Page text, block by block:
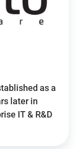
as a
later in
IT & R&D